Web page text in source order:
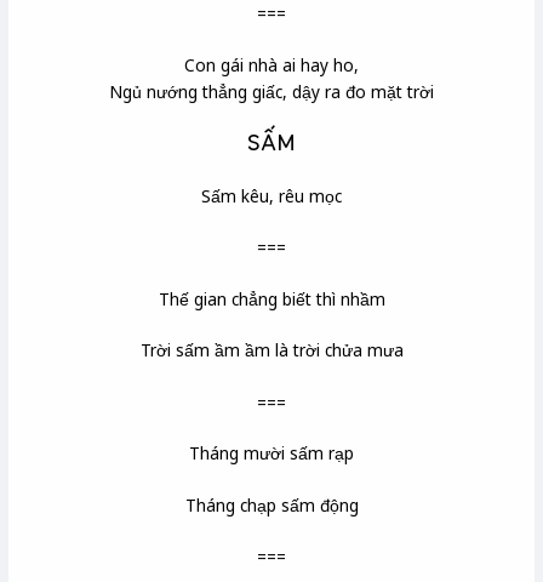
===
Con gái nhà ai hay ho,
Ngủ nướng thẳng giấc, dậy ra đo mặt trời
SẤM
Sấm kêu, rêu mọc
===
Thế gian chẳng biết thì nhầm
Trời sấm ầm ầm là trời chửa mưa
===
Tháng mười sấm rạp
Tháng chạp sấm động
===